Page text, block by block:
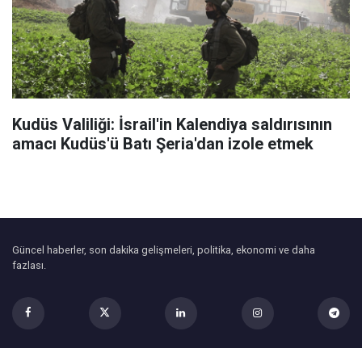
Kudüs Valiliği: İsrail'in Kalendiya saldırısının
amacı Kudüs'ü Batı Şeria'dan izole etmek
Güncel haberler, son dakika gelişmeleri, politika, ekonomi ve daha
fazlası.